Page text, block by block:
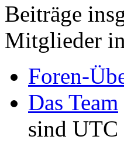
Beiträge
Mitglieder
Foren-
Das Team
sind UTC